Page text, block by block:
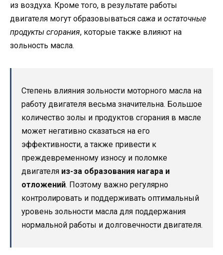
из воздуха. Кроме того, в результате работы
двигателя могут образовываться сажа и остаточные
продукты сгорания, которые также влияют на
зольность масла.
Степень влияния зольности моторного масла на
работу двигателя весьма значительна. Большое
количество золы и продуктов сгорания в масле
может негативно сказаться на его
эффективности, а также привести к
преждевременному износу и поломке
двигателя из-за образования нагара и
отложений. Поэтому важно регулярно
контролировать и поддерживать оптимальный
уровень зольности масла для поддержания
нормальной работы и долговечности двигателя.